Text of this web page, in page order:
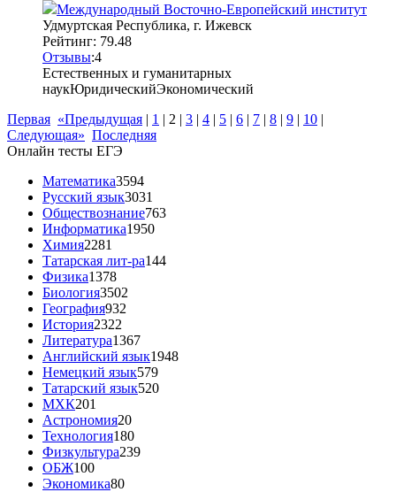
Международный Восточно-Европейский институт
Удмуртская Республика, г. Ижевск
Рейтинг: 79.48
Отзывы:4
Естественных и гуманитарных
наукЮридическийЭкономический
Первая «Предыдущая | 1 | 2 | 3 | 4 | 5 | 6 | 7 | 8 | 9 | 10 |
Следующая» Последняя
Онлайн тесты ЕГЭ
Математика3594
Русский язык3031
Обществознание763
Информатика1950
Химия2281
Татарская лит-ра144
Физика1378
Биология3502
География932
История2322
Литература1367
Английский язык1948
Немецкий язык579
Татарский язык520
МХК201
Астрономия20
Технология180
Физкультура239
ОБЖ100
Экономика80